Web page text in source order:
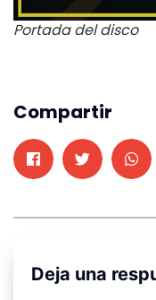
Portada del disco
Compartir
Deja una